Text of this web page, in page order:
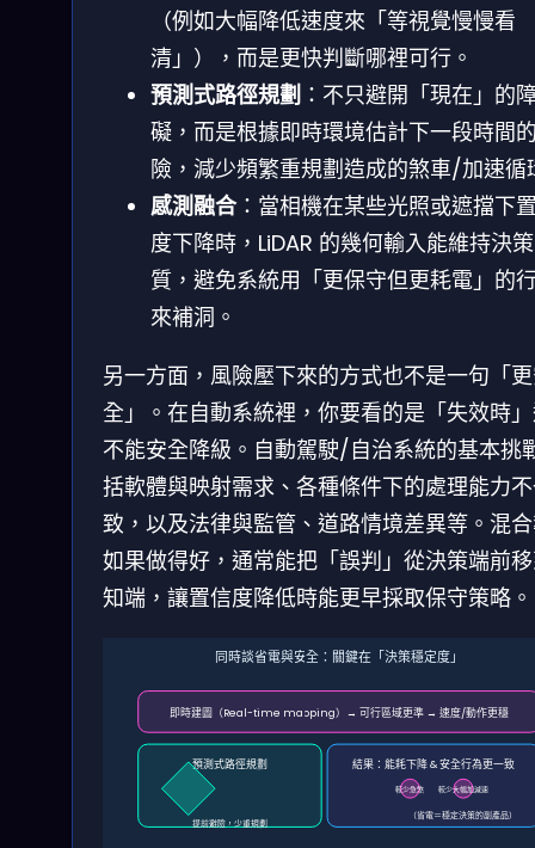
（例如大幅降低速度來「等視覺慢慢看
清」），而是更快判斷哪裡可行。
預測式路徑規劃 ：不只避開「現在」的
礙，而是根據即時環境估計下一段時間
險，減少頻繁重規劃造成的煞車/加速循
感測融合：當相機在某些光照或遮擋下
度下降時，LiDAR 的幾何輸入能維持決
質，避免系統用「更保守但更耗電」的
來補洞。
另一方面，風險壓下來的方式也不是一句「
全」。在自動系統裡，你要看的是「失效時
不能安全降級。自動駕駛/自治系統的基本挑
括軟體與映射需求、各種條件下的處理能力
致，以及法律與監管、道路情境差異等。混
如果做得好，通常能把「誤判」從決策端前
知端，讓置信度降低時能更早採取保守策略。
同時談省電與安全：關鍵在「決策穩定度」
即時建圖（Real-time mapping）→ 可行區域更準 → 速度/動作更穩
預測式路徑規劃
提前避險，少重規劃
結果：能耗下降 & 安全行為更一致
較少急煞 較少大幅加減速
（省電＝穩定決策的副產品）